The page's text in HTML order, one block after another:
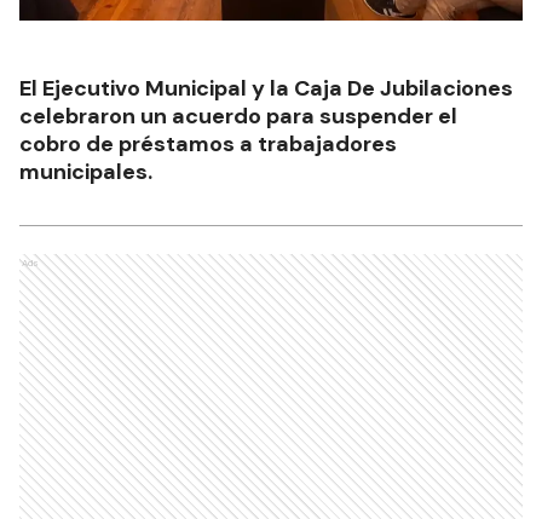
El Ejecutivo Municipal y la Caja De Jubilaciones
celebraron un acuerdo para suspender el
cobro de préstamos a trabajadores
municipales.
Ads